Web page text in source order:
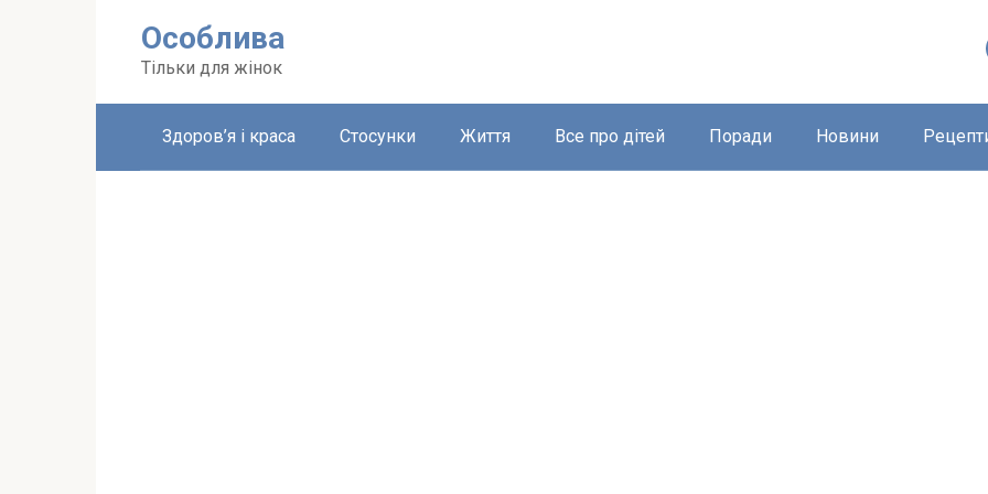
Особлива
Тільки для жінок
Здоров’я і краса Стосунки Життя Все про дітей Поради Новини